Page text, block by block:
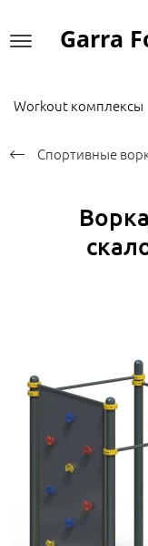
Garra
Workout комплексы
Спортивные